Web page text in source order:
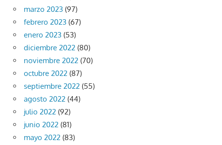
marzo 2023 (97)
febrero 2023 (67)
enero 2023 (53)
diciembre 2022 (80)
noviembre 2022 (70)
octubre 2022 (87)
septiembre 2022 (55)
agosto 2022 (44)
julio 2022 (92)
junio 2022 (81)
mayo 2022 (83)